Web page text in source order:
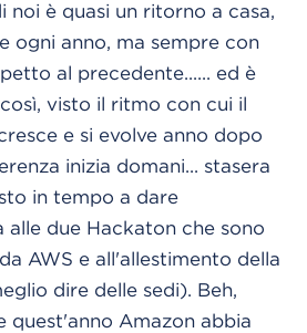
noi è quasi un ritorno a casa,
ogni anno, ma sempre con
al precedente...... ed è
visto il ritmo con cui il
e si evolve anno dopo
inizia domani... stasera
in tempo a dare
due Hackaton che sono
AWS e all'allestimento della
dire delle sedi). Beh,
quest'anno Amazon abbia